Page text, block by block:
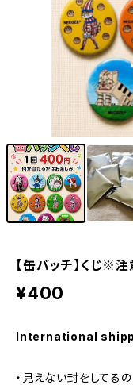
【缶バッチ】くじ※
¥400
International
・見えない封をしてる